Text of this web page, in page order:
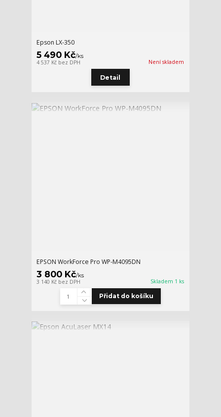
Epson LX-350
5 490 Kč/ks
4 537 Kč bez DPH Není skladem
Detail
EPSON WorkForce Pro WP-M4095DN
3 800 Kč/ks
3 140 Kč bez DPH Skladem 1 ks
Přidat do košíku